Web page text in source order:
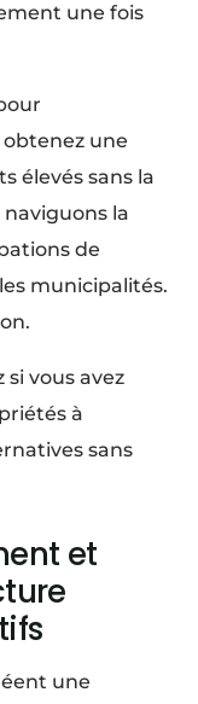
une fois
obtenez une
élevés sans la
la
de
municipalités.
si vous avez
à
sans
et
une